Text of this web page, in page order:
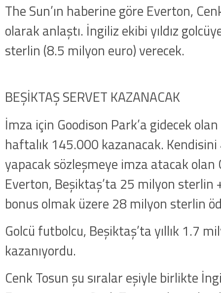
The Sun’ın haberine göre Everton,
olarak anlaştı. İngiliz ekibi yıldız
sterlin (8.5 milyon euro) verecek.
BEŞİKTAŞ SERVET KAZANACAK
İmza için Goodison Park’a gidecek
haftalık 145.000 kazanacak. Kendisini
yapacak sözleşmeye imza atacak olan
Everton, Beşiktaş’ta 25 milyon sterlin
bonus olmak üzere 28 milyon sterlin
Golcü futbolcu, Beşiktaş’ta yıllık 1.7
kazanıyordu.
Cenk Tosun şu sıralar eşiyle birlikte